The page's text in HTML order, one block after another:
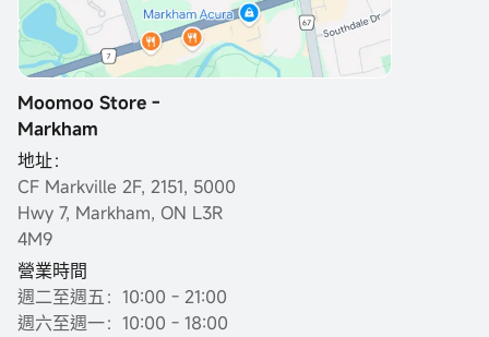
Moomoo Store -
Markham
地址：
CF Markville 2F, 2151, 5000
Hwy 7, Markham, ON L3R
4M9
營業時間
週二至週五：10:00 - 21:00
週六至週一：10:00 - 18:00